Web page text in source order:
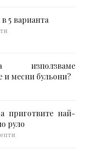
5 варианта
и месни бульони?
приготвите най-
руло